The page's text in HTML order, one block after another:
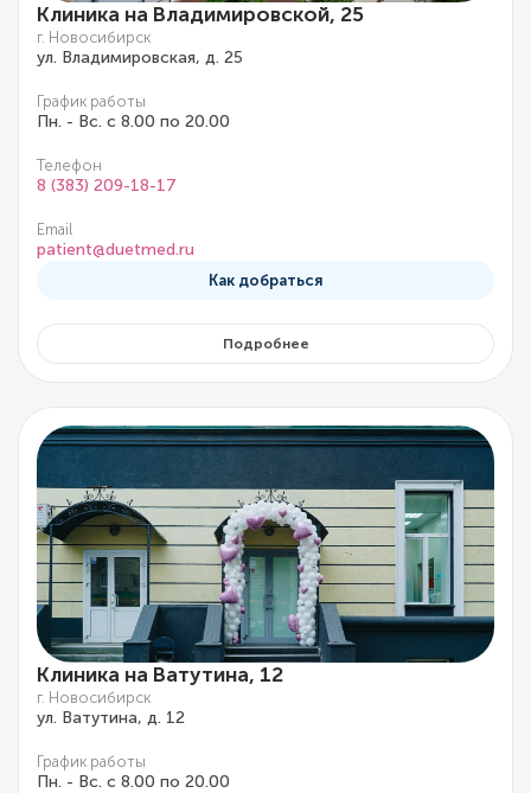
Клиника на Владимировской, 25
г. Новосибирск
ул. Владимировская, д. 25
График работы
Пн. - Вс. с 8.00 по 20.00
Телефон
8 (383) 209-18-17
Email
patient@duetmed.ru
Как добраться
Подробнее
Клиника на Ватутина, 12
г. Новосибирск
ул. Ватутина, д. 12
График работы
Пн. - Вс. с 8.00 по 20.00